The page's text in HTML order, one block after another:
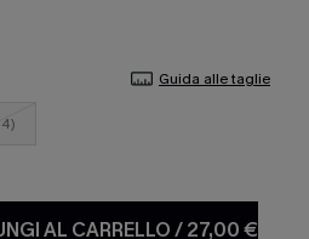
Guida alle taglie
AL CARRELLO/27,00 €